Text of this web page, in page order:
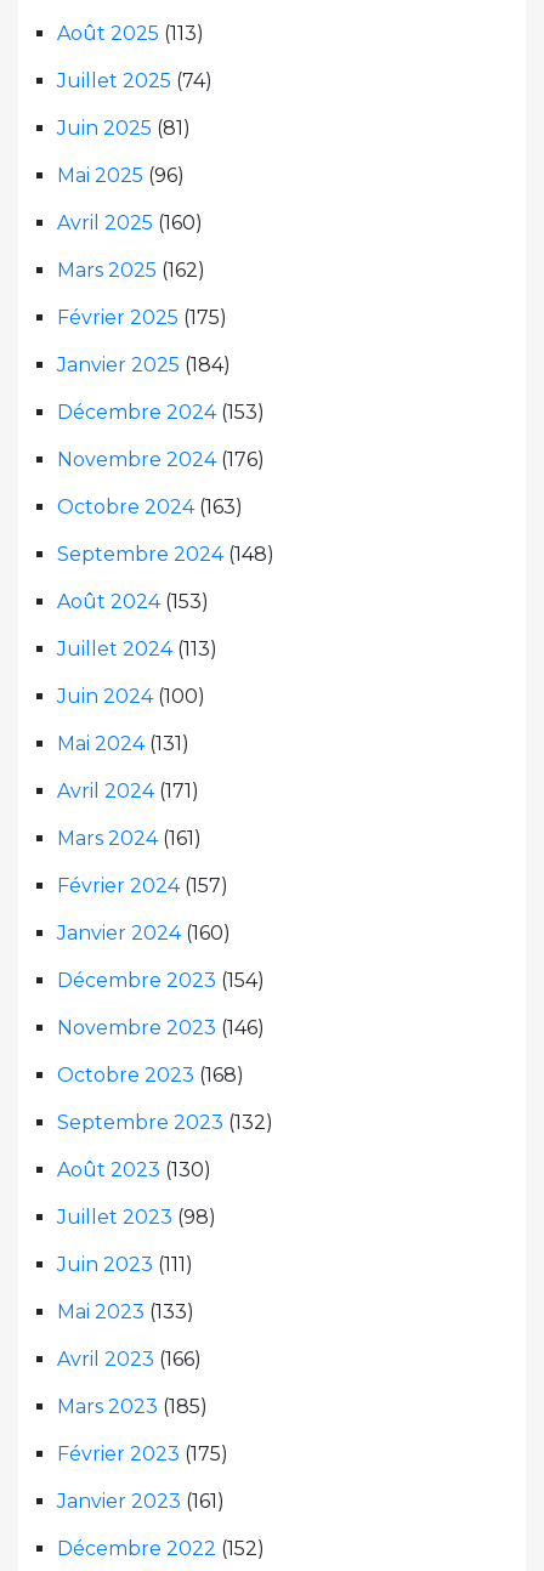
Août 2025 (113)
Juillet 2025 (74)
Juin 2025 (81)
Mai 2025 (96)
Avril 2025 (160)
Mars 2025 (162)
Février 2025 (175)
Janvier 2025 (184)
Décembre 2024(153)
Novembre 2024(176)
Octobre 2024(163)
Septembre 2024(148)
Août 2024(153)
Juillet 2024(113)
Juin 2024(100)
Mai 2024(131)
Avril 2024(171)
Mars 2024(161)
Février 2024(157)
Janvier 2024(160)
Décembre 2023 (154)
Novembre 2023 (146)
Octobre 2023 (168)
Septembre 2023 (132)
Août 2023 (130)
Juillet 2023 (98)
Juin 2023 (111)
Mai 2023 (133)
Avril 2023 (166)
Mars 2023 (185)
Février 2023 (175)
Janvier 2023 (161)
Décembre 2022 (152)